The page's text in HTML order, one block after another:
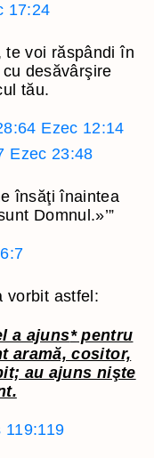
17:24
voi răspândi în
cu desăvârşire
tău.
Ezec 12:14
Ezec 23:48
însăţi înaintea
Domnul.»’”
vorbit astfel:
a ajuns*pentru
aramă, cositor,
au ajuns nişte
119:119